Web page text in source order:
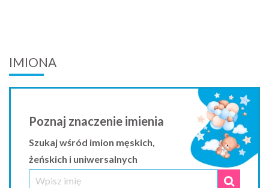
IMIONA
Poznaj znaczenie imienia
Szukaj wśród imion męskich,
żeńskich i uniwersalnych